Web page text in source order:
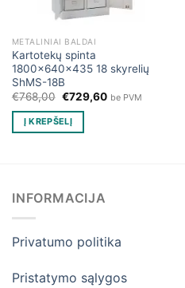
METALINIAI BALDAI
Kartotekų spinta
1800x640x435 18 skyrelių
ShMS-18B
€768,00 Original
was:
€768,00.
€729,60Current
be PVM
Į KREPŠELĮ
INFORMACIJA
Privatumo politika
Pristatymo sąlygos